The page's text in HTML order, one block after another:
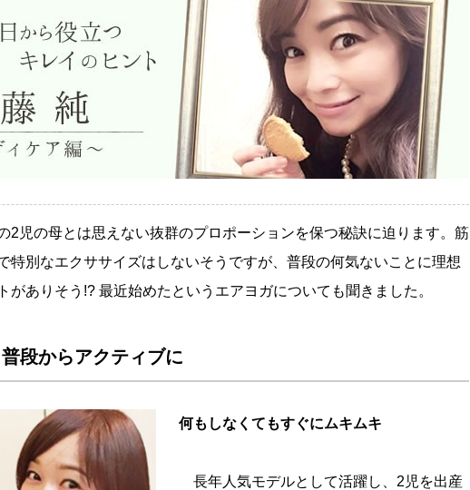
2児の母とは思えない抜群のプロポーションを保つ秘訣に迫ります。筋
特別なエクササイズはしないそうですが、普段の何気ないことに理想
がありそう!? 最近始めたというエアヨガについても聞きました。
段からアクティブに
何もしなくてもすぐにムキムキ
長年人気モデルとして活躍し、2児を出産